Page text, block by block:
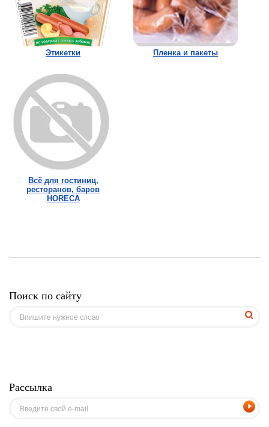
Этикетки Пленка и пакеты
Всё для гостиниц,
ресторанов, баров
HORECA
Поиск по сайту
Рассылка